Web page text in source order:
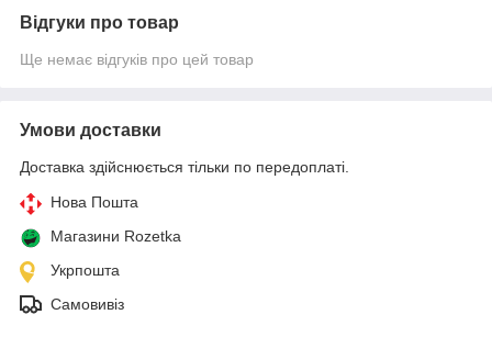
Відгуки про товар
Ще немає відгуків про цей товар
Умови доставки
Доставка здійснюється тільки по передоплаті.
Нова Пошта
Магазини Rozetka
Укрпошта
Самовивіз